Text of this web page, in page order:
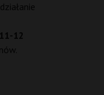
działanie
11-12